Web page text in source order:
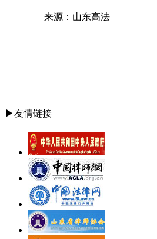
来源：山东高法
▶友情链接